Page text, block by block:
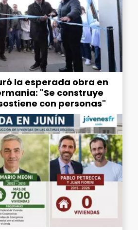
la esperada obra en
"Se construye
con personas"